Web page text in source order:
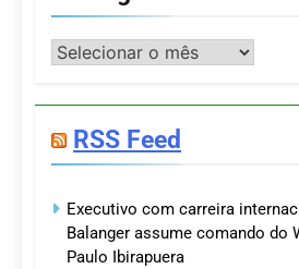
Postagens
RSS Feed
Executivo com carreira
Balanger assume comando do
Paulo Ibirapuera